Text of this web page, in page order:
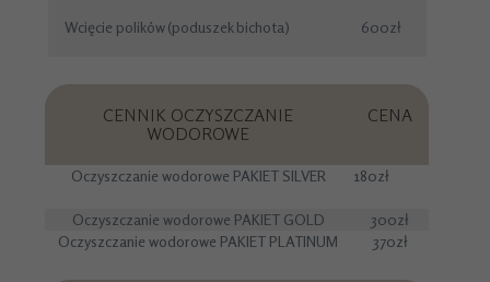
Wcięcie polików (poduszek bichota) 600zł
CENNIK OCZYSZCZANIE
WODOROWE
CENA
Oczyszczanie wodorowe PAKIET SILVER 180zł
Oczyszczanie wodorowe PAKIET GOLD
300zł
Oczyszczanie wodorowe PAKIET PLATINUM
370zł